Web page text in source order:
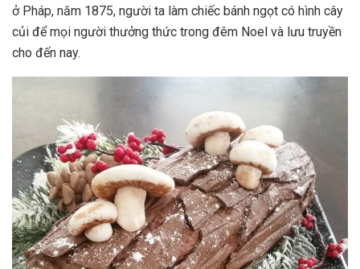
ở Pháp, năm 1875, người ta làm chiếc bánh ngọt có hình cây
củi để mọi người thưởng thức trong đêm Noel và lưu truyền
cho đến nay.